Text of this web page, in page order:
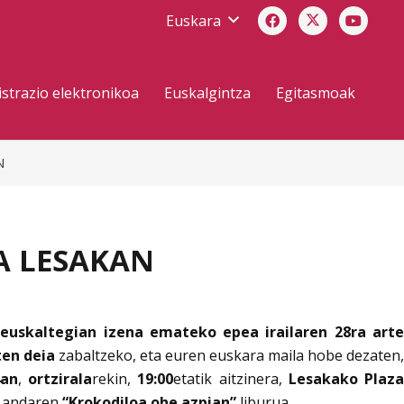
Euskara
elektronikoa Euskalgintza Egitasmoak
LESAKAN
euskaltegian izena emateko epea irailaren 28ra arte
deia zabaltzeko, eta euren euskara maila hobe dezaten,
, ortziralarekin, 19:00etatik aitzinera, Lesakako Plaza